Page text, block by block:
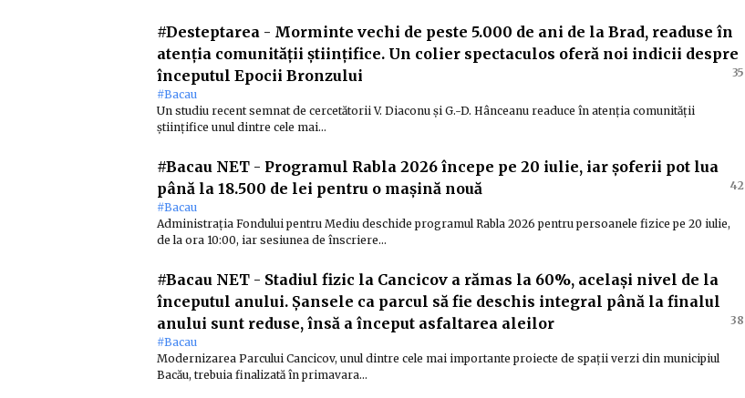
#Desteptarea - Morminte vechi de peste 5.000 de ani de la Brad, readuse în
atenția comunității științifice. Un colier spectaculos oferă noi indicii despre
începutul Epocii Bronzului
35
#Bacau
Un studiu recent semnat de cercetătorii V. Diaconu și G.-D. Hânceanu readuce în atenția comunității
științifice unul dintre cele mai…
#Bacau NET - Programul Rabla 2026 începe pe 20 iulie, iar șoferii pot lua
până la 18.500 de lei pentru o mașină nouă
42
#Bacau
Administrația Fondului pentru Mediu deschide programul Rabla 2026 pentru persoanele fizice pe 20 iulie,
de la ora 10:00, iar sesiunea de înscriere…
#Bacau NET - Stadiul fizic la Cancicov a rămas la 60%, același nivel de la
începutul anului. Șansele ca parcul să fie deschis integral până la finalul
anului sunt reduse, însă a început asfaltarea aleilor
38
#Bacau
Modernizarea Parcului Cancicov, unul dintre cele mai importante proiecte de spații verzi din municipiul
Bacău, trebuia finalizată în primavara…